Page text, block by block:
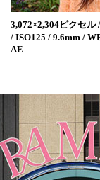
3,072×2,304ピクセル
/ ISO125 / 9.6mm /
AE